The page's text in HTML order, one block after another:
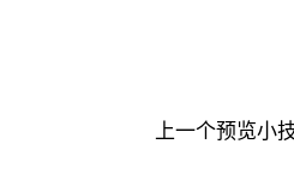
上一个预览小